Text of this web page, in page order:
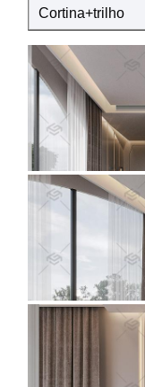
Cortina+trilho